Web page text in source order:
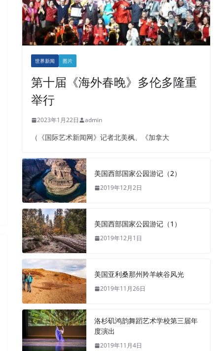
世界新闻 图片
第十届《海外春晚》多伦多隆重
举行
2023年1月22日 admin
（《国际艺术新闻网》记者北美枫、《加拿大
美国西部国家公园游记（2）
2019年12月2日
美国西部国家公园游记（1）
2019年12月1日
美国亚利桑那州羚羊峡谷风光
2019年11月26日
洛杉矶鸿韵舞蹈艺术学校第三届年
度演出
2019年11月4日